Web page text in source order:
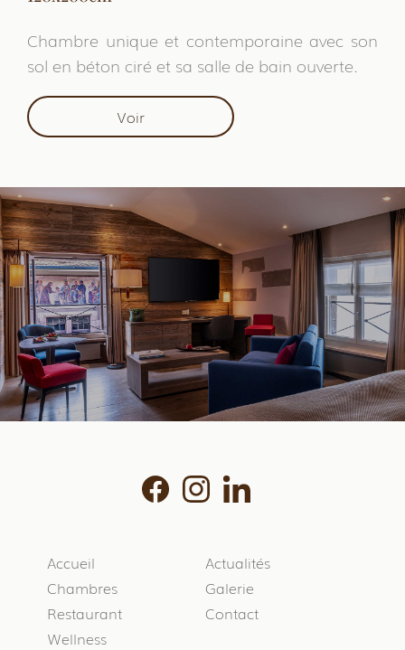
Chambre unique et contemporaine avec son
sol en béton ciré et sa salle de bain ouverte.
Voir
Accueil
Chambres
Restaurant
Wellness
Actualités
Galerie
Contact